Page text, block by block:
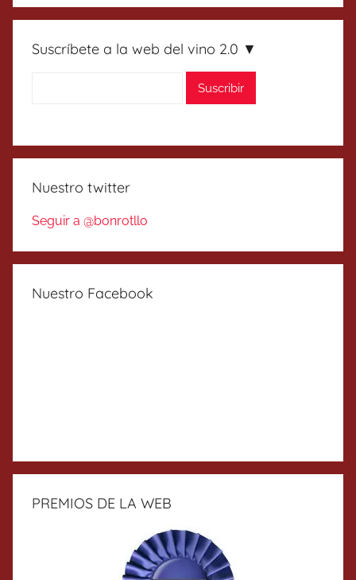
Suscríbete a la web del vino 2.0 ▼
Nuestro twitter
Seguir a @bonrotllo
Nuestro Facebook
PREMIOS DE LA WEB